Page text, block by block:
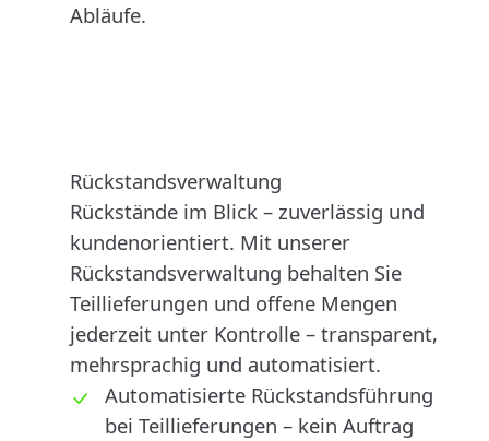
Abläufe.
Rückstandsverwaltung
Rückstände im Blick – zuverlässig und
kundenorientiert. Mit unserer
Rückstandsverwaltung behalten Sie
Teillieferungen und offene Mengen
jederzeit unter Kontrolle – transparent,
mehrsprachig und automatisiert.
Automatisierte Rückstandsführung
bei Teillieferungen – kein Auftrag